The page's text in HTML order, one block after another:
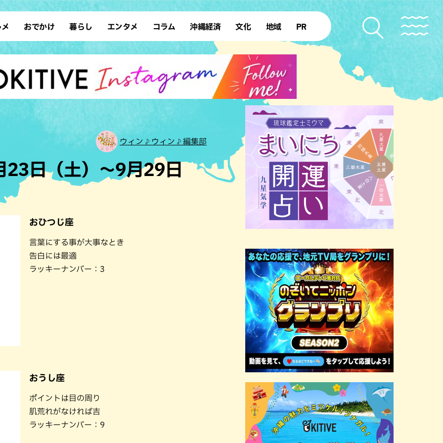
ン 沖縄そば
ウト カフェ
和食・日本料理
イタリアン
フレンチ
・焼肉 焼鳥・串料理
肉料理 居酒屋・バー
イキング
カレー
タコス・タコライス
おでかけ
デート ドライブ
散歩 ソロ活
歴史
レジャー アート
ホテル
サウナ 公園
暮らし
レシピ SDGs
ファッション ローカルニュース
沖縄移住 沖縄旧暦行事
エンタメ
スポーツ 占い
タレント・芸人 テレビ
コラム 沖縄経済 文化
復帰50年
地域
本島北部
本島南部 先島諸島
北部離島
PR
ウィン♪ウィン♪編集部
日（土）～9月29日
おひつじ座
言葉にする事が大事なとき
告白には最適
ラッキーナンバー：3
おうし座
ポイントは目の周り
肌荒れがなければ吉
ラッキーナンバー：9